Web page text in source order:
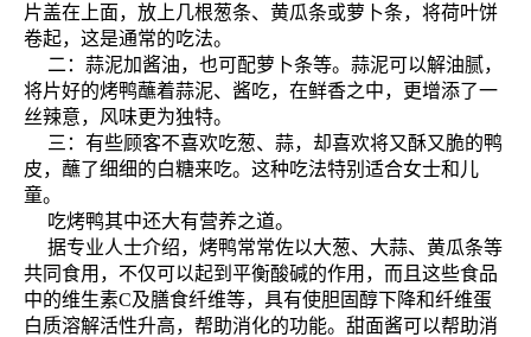
片盖在上面，放上几根葱条、黄瓜条或萝卜条，将荷叶饼
卷起，这是通常的吃法。
二：蒜泥加酱油，也可配萝卜条等。蒜泥可以解油腻，
将片好的烤鸭蘸着蒜泥、酱吃，在鲜香之中，更增添了一
丝辣意，风味更为独特。
三：有些顾客不喜欢吃葱、蒜，却喜欢将又酥又脆的鸭
皮，蘸了细细的白糖来吃。这种吃法特别适合女士和儿
童。
吃烤鸭其中还大有营养之道。
据专业人士介绍，烤鸭常常佐以大葱、大蒜、黄瓜条等
共同食用，不仅可以起到平衡酸碱的作用，而且这些食品
中的维生素C及膳食纤维等，具有使胆固醇下降和纤维蛋
白质溶解活性升高，帮助消化的功能。甜面酱可以帮助消